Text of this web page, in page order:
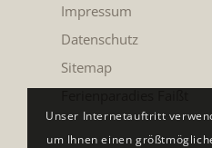
Impressum
Datenschutz
Sitemap
Unser Internetauftritt
um Ihnen einen